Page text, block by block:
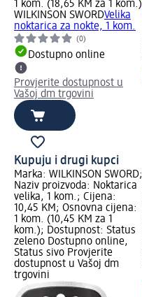
1 kom. (18,65 KM za 1 kom.)
WILKINSON SWORDVelika
noktarica za nokte, 1 kom.
(0)
Dostupno online
Provjerite dostupnost u
Vašoj dm trgovini
Kupuju i drugi kupci
Marka: WILKINSON SWORD;
Naziv proizvoda: Noktarica
velika, 1 kom.; Cijena:
10,45 KM; Osnovna cijena:
1 kom. (10,45 KM za 1
kom.); Dostupnost: Status
zeleno Dostupno online,
Status sivo Provjerite
dostupnost u Vašoj dm
trgovini